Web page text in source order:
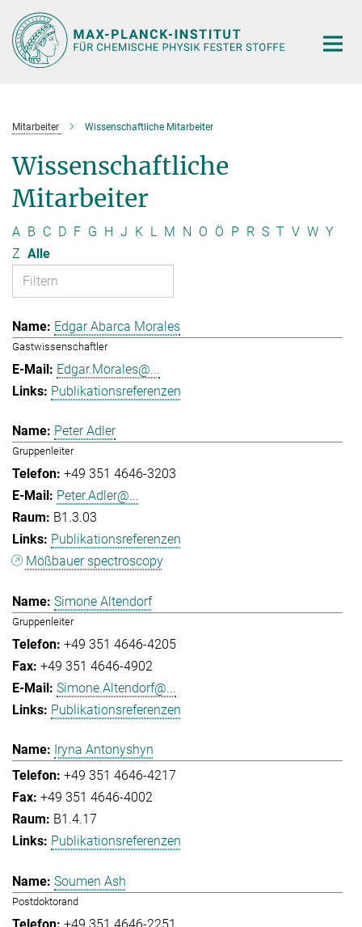
Hauptinhalt
Mitarbeiter Wissenschaftliche Mitarbeiter
Wissenschaftliche
Mitarbeiter
A B C D F G H J K L M N O Ö P R S T V W Y
Z Alle
Edgar Abarca Morales
Gastwissenschaftler
Edgar.Morales@...
Publikationsreferenzen
Peter Adler
Gruppenleiter
+49 351 4646-3203
Peter.Adler@...
B1.3.03
Publikationsreferenzen
Mößbauer spectroscopy
Simone Altendorf
Gruppenleiter
+49 351 4646-4205
+49 351 4646-4902
Simone.Altendorf@...
Publikationsreferenzen
Iryna Antonyshyn
+49 351 4646-4217
+49 351 4646-4002
B1.4.17
Publikationsreferenzen
Soumen Ash
Postdoktorand
+49 351 4646-2251